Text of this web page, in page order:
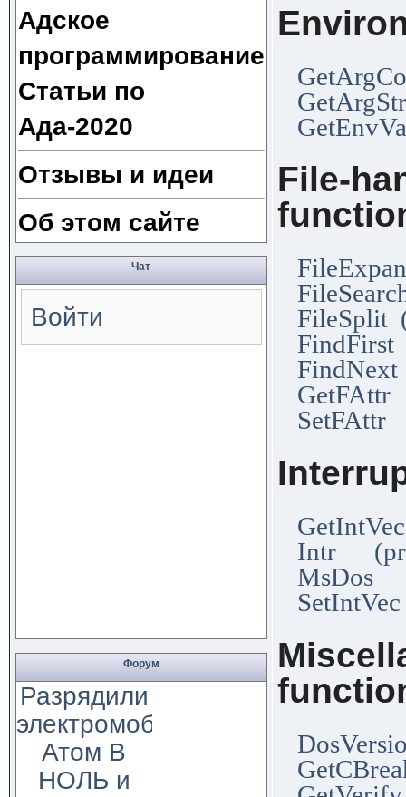
Адское
программирование
Статьи по
Ада-2020
Отзывы и идеи
Об этом сайте
Чат
Войти
Форум
Разрядили
электромобиль
Атом В
НОЛЬ и
File-
FileSplit
FindFirst
GetFAttr
SetFAttr
Intr
MsDos